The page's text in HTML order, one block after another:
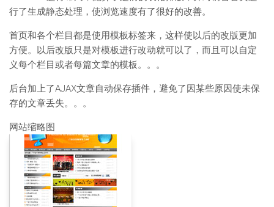
行了生成静态处理，使浏览速度有了很好的改善。
首页和各个栏目都是使用模板标签来，这样使以后的改版更加
方便。以后改版只是对模板进行改动就可以了，而且可以自定
义每个栏目或者每篇文章的模板。。。
后台加上了AJAX文章自动保存插件，避免了因某些原因使未保
存的文章丢失。。。
网站缩略图